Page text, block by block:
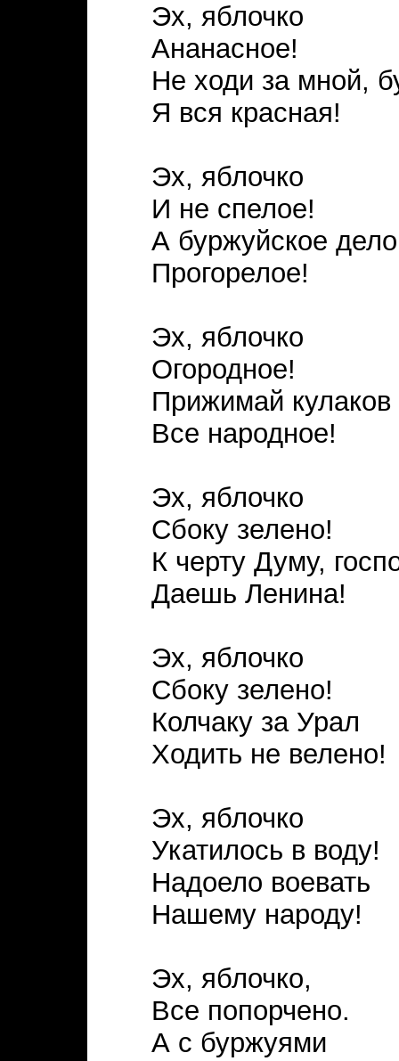
Эх, яблочко
Ананасное!
Не ходи за мной,
Я вся красная!
Эх, яблочко
И не спелое!
А буржуйское дело
Прогорелое!
Эх, яблочко
Огородное!
Прижимай кулаков
Все народное!
Эх, яблочко
Сбоку зелено!
К черту Думу,
Даешь Ленина!
Эх, яблочко
Сбоку зелено!
Колчаку за Урал
Ходить не велено!
Эх, яблочко
Укатилось в воду!
Надоело воевать
Нашему народу!
Эх, яблочко,
Все попорчено.
А с буржуями